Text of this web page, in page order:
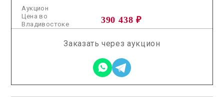
Аукцион
390 438 ₽
Цена во
Владивостоке
Заказать через аукцион